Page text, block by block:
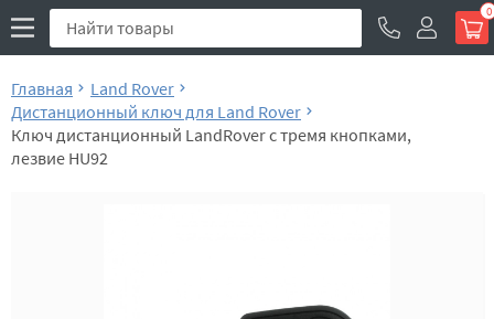
0
Главная
Land Rover
Дистанционный ключ для Land Rover
Ключ дистанционный LandRover с тремя кнопками,
лезвие HU92